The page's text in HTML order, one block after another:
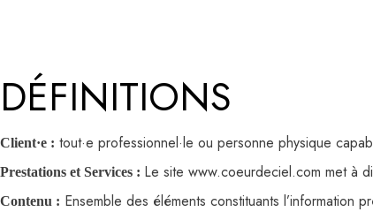
DÉFINITIONS
Client·e : tout·e professionnel·le ou personne physique
Prestations et Services : Le site www.coeurdeciel.com met à
Contenu : Ensemble des éléments constituants l’information